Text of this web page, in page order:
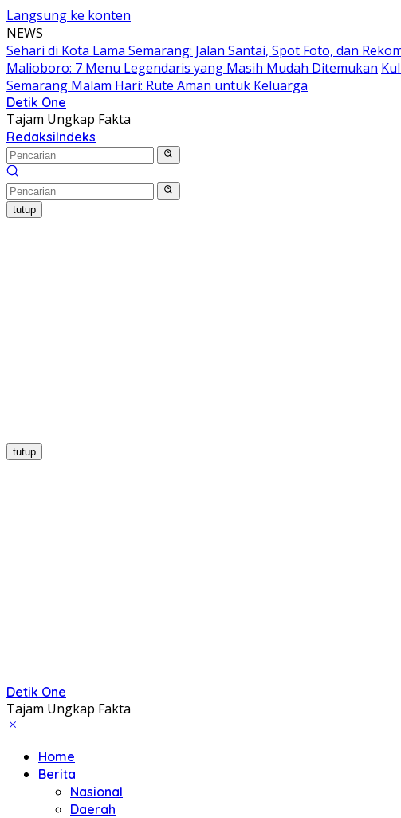
Langsung ke konten
NEWS
Sehari di Kota Lama Semarang: Jalan Santai, Spot Foto, dan
Malioboro: 7 Menu Legendaris yang Masih Mudah Ditemukan
Semarang Malam Hari: Rute Aman untuk Keluarga
Detik One
Tajam Ungkap Fakta
RedaksiIndeks
tutup
tutup
Detik One
Tajam Ungkap Fakta
Home
Berita
Nasional
Daerah